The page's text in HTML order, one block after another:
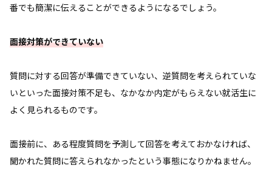
番でも簡潔に伝えることができるようになるでしょう。
面接対策ができていない
質問に対する回答が準備できていない、逆質問を考えられていな
いといった面接対策不足も、なかなか内定がもらえない就活生に
よく見られるものです。
面接前に、ある程度質問を予測して回答を考えておかなければ、
聞かれた質問に答えられなかったという事態になりかねません。